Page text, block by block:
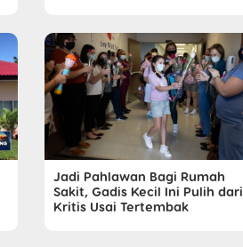
Jadi Pahlawan Bagi Rumah
Sakit, Gadis Kecil Ini Pulih dari
Kritis Usai Tertembak